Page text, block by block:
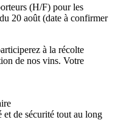
(H/F) pour les
20 août (date à confirmer
à la récolte
de nos vins. Votre
et de sécurité tout au long